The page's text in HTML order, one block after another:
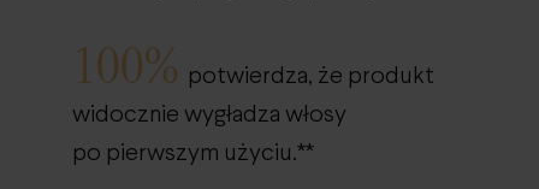
100% potwierdza, że produkt
widocznie wygładza włosy
po pierwszym użyciu.**